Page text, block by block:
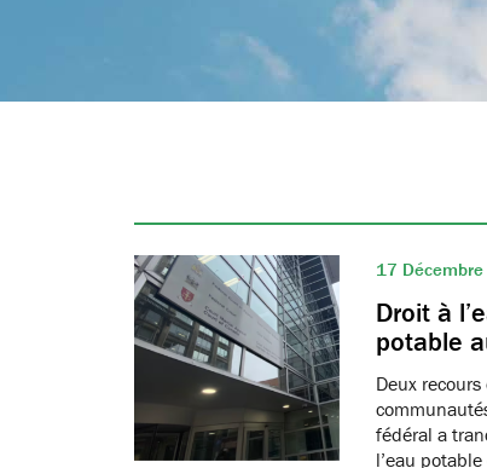
17
Droit à
potable
Deux
fédéral a
l’eau